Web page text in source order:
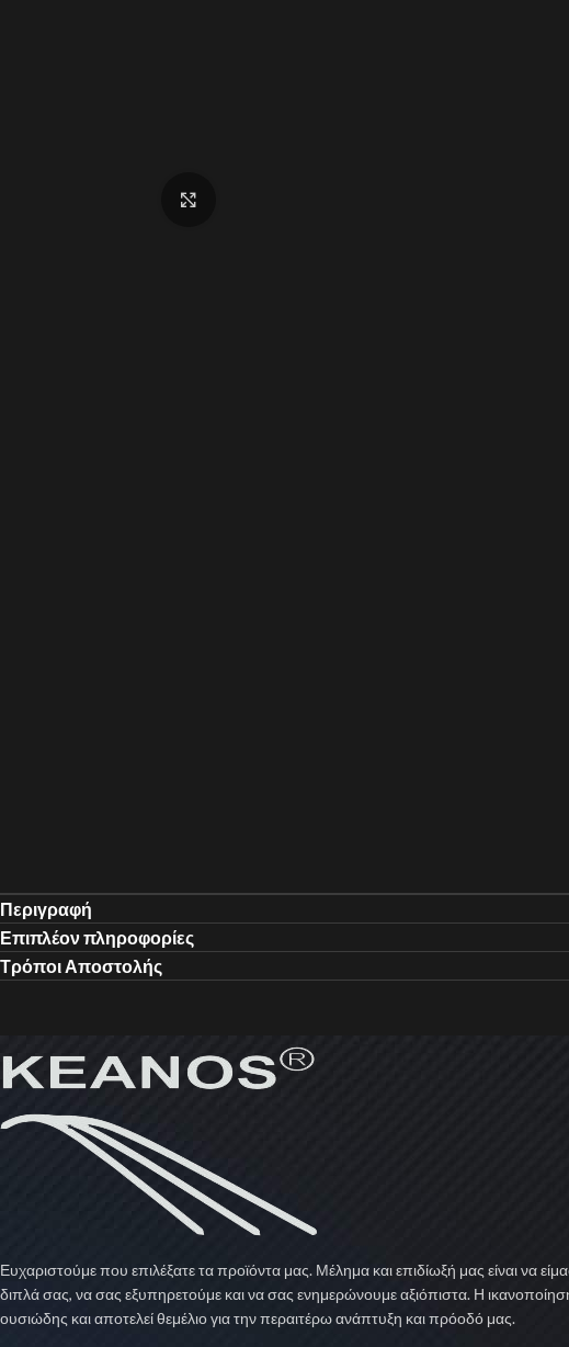
Περιγραφή
Επιπλέον πληροφορίες
Τρόποι Αποστολής
Ευχαριστούμε που επιλέξατε τα προϊόντα μας. Μέλημα και επιδίωξή μας είναι να
διπλά σας, να σας εξυπηρετούμε και να σας ενημερώνουμε αξιόπιστα. Η
ουσιώδης και αποτελεί θεμέλιο για την περαιτέρω ανάπτυξη και πρόοδό μας.